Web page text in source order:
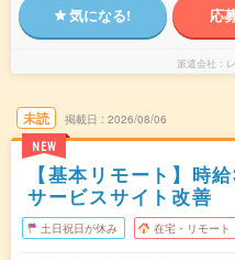
気になる! 応
派遣会社
未読
NEW
掲載日 2026/08/06
【基本リモート】時
サービスサイト改善
土日祝日が休み 在宅・リモート